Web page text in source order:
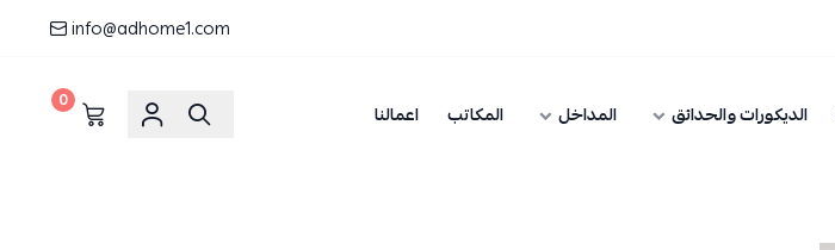
info@adhome1.com
الديكورات والحدائق المداخل المكاتب اعمالنا 0